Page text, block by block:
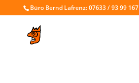
Büro Bernd Lafrenz: 07633 / 93 99 167